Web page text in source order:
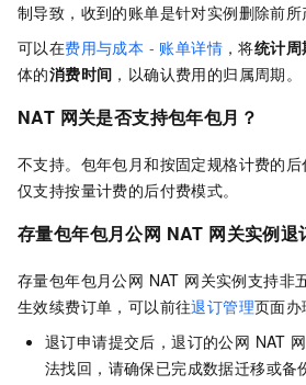
制导致，收到的账单是针对实例删除前所
可以在费用与成本 - 账单详情 ，将统计周
体的消费时间 ，以确认费用的归属周期。
NAT 网关是否支持包年包月？
不支持。包年包月和按固定规格计费的后
仅支持按量计费的后付费模式。
存量包年包月公网 NAT 网关实例退
存量包年包月公网 NAT 网关实例支持非
生效续费订单，可以前往退订管理页面办
退订申请提交后，退订的公网 NAT
法找回，请确保已完成数据迁移或备